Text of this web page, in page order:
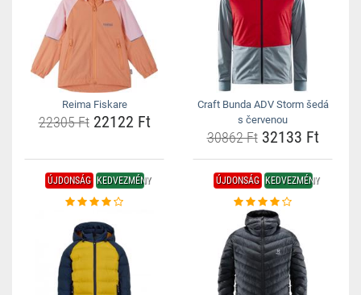
Reima Fiskare
22305 Ft22122 Ft
Craft Bunda ADV Storm šedá
s červenou
30862 Ft32133 Ft
ÚJDONSÁG KEDVEZMÉNY ÚJDONSÁG KEDVEZMÉNY